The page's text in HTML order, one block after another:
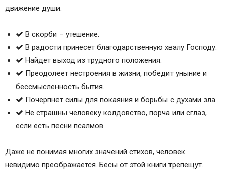
движение души.
В скорби – утешение.
В радости принесет благодарственную хвалу Господу.
Найдет выход из трудного положения.
Преодолеет нестроения в жизни, победит уныние и
бессмысленность бытия.
Почерпнет силы для покаяния и борьбы с духами зла.
Не страшны человеку колдовство, порча или сглаз,
если есть песни псалмов.
Даже не понимая многих значений стихов, человек
невидимо преображается. Бесы от этой книги трепещут.